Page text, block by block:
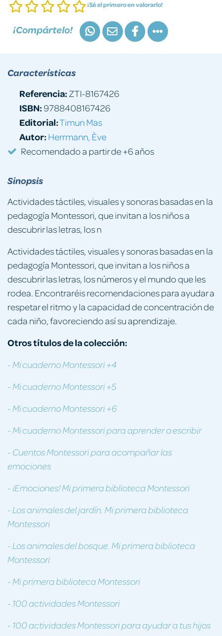
¡Sé el primero en valorarlo!
¡Compártelo!
Sinopsis
Actividades táctiles, visuales y sonoras basadas en la
pedagogía Montessori, que invitan a los niños a
descubrir las letras, los n
Actividades táctiles, visuales y sonoras basadas en la
pedagogía Montessori, que invitan a los niños a
descubrir las letras, los números y el mundo que les
rodea. Encontraréis recomendaciones para ayudar a
respetar el ritmo y la capacidad de concentración de
cada niño, favoreciendo así su aprendizaje.
Otros títulos de la colección:
- Mi cuaderno Montessori +4
- Mi cuaderno Montessori +5
- Mi cuaderno Montessori +6
- Mi cuaderno Montessori para aprender a escribir
- Cuentos Montessori para acompañar las
emociones
- ¡Emociones! Mi primera biblioteca Montessori
- Los animales del jardín. Mi primera biblioteca
Montessori
- Los animales del bosque. Mi primera biblioteca
Montessori
- Mi primera biblioteca Montessori
- 100 actividades Montessori
- 100 actividades Montessori para ayudar a tus hijos
Características
Referencia: ZTI-8167426
ISBN:9788408167426
Editorial:Timun Mas
Autor: Herrmann, Ève
Recomendado a partir de +6 años